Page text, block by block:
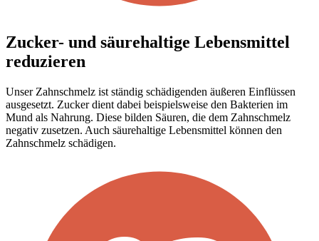
Zucker- und säurehaltige Lebensmittel
reduzieren
Unser Zahnschmelz ist ständig schädigenden äußeren Einflüssen
ausgesetzt. Zucker dient dabei beispielsweise den Bakterien im
Mund als Nahrung. Diese bilden Säuren, die dem Zahnschmelz
negativ zusetzen. Auch säurehaltige Lebensmittel können den
Zahnschmelz schädigen.